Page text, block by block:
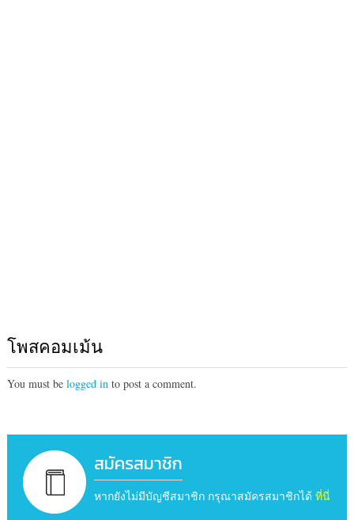
โพสคอมเม้น
You must be logged into post a comment.
สมัครสมาชิก
หากยังไม่มีบัญชีสมาชิก กรุณาสมัครสมาชิกได้ ที่นี่